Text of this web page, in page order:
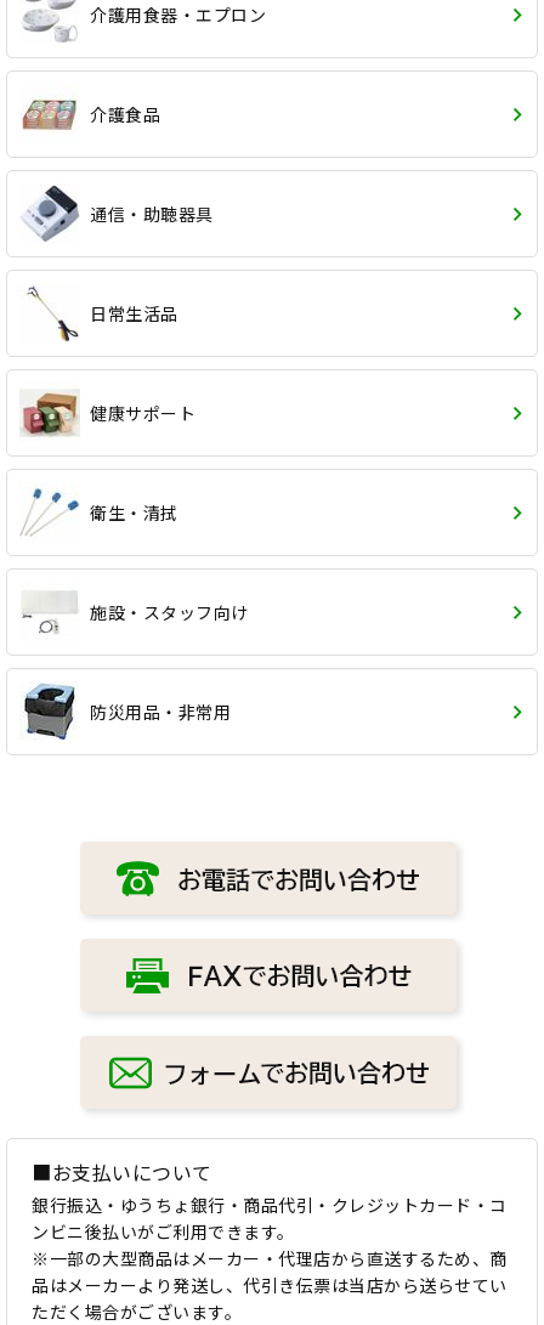
介護用食器・エプロン
介護食品
通信・助聴器具
日常生活品
健康サポート
衛生・清拭
施設・スタッフ向け
防災用品・非常用
■お支払いについて
銀行振込・ゆうちょ銀行・商品代引・クレジットカード・コ
ンビニ後払いがご利用できます。
※一部の大型商品はメーカー・代理店から直送するため、商
品はメーカーより発送し、代引き伝票は当店から送らせてい
ただく場合がございます。